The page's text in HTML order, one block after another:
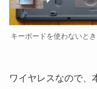
キーボードを使わないと
ワイヤレスなので、